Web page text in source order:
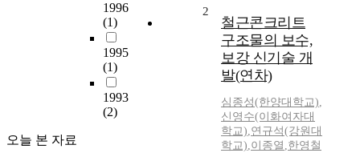
1996
(1)
1995
(1)
1993
(2)
오늘 본 자료
2
철근콘크리트
구조물의 보수,
보강 신기술 개
발(연차)
심종성(한양대학교),
신영수(이화여자대
학교),연규석(강원대
학교),이종열 ,한영철